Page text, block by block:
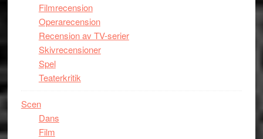
Filmrecension
Operarecension
Recension av TV-serier
Skivrecensioner
Spel
Teaterkritik
Scen
Dans
Film